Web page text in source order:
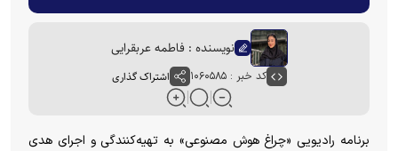
نویسنده : فاطمه عربقرایی
کد خبر : ۱۰۶۰۵۸۵ اشتراک گذاری
برنامه رادیویی «چراغ هوش مصنوعی» به تهیه‌کنندگی و اجرای هدی